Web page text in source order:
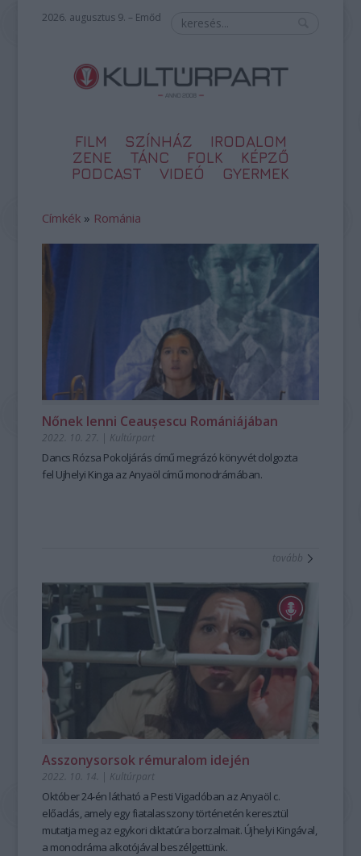
2026. augusztus 9. – Emőd
FILM SZÍNHÁZ
IRODALOM
ZENE
TÁNC FOLK
KÉPZŐ
PODCAST
VIDEÓ GYERMEK
Címkék » Románia
Nőnek lenni Ceaușescu Romániájában
2022. 10. 27. | Kultúrpart
Dancs Rózsa Pokoljárás című megrázó könyvét dolgozta
fel Ujhelyi Kinga az Anyaöl című monodrámában.
tovább
Asszonysorsok rémuralom idején
2022. 10. 14. | Kultúrpart
Október 24-én látható a Pesti Vigadóban azAnyaöl c.
előadás, amely egy fiatalasszony történetén keresztül
mutatja meg az egykori diktatúra borzalmait. Újhelyi Kingával,
a monodráma alkotójával beszélgettünk.